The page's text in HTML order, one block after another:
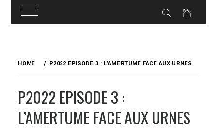
HOME P2022 EPISODE 3 : L’AMERTUME FACE AUX URNES
P2022 EPISODE 3 :
L’AMERTUME FACE AUX URNES